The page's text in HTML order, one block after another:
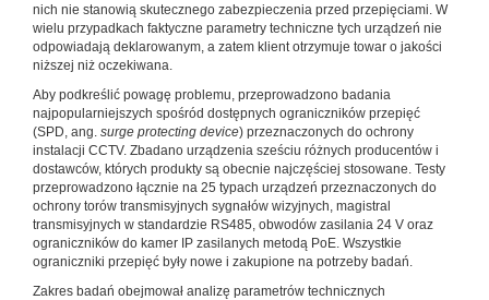
nich nie stanowią skutecznego zabezpieczenia przed przepięciami. W
wielu przypadkach faktyczne parametry techniczne tych urządzeń nie
odpowiadają deklarowanym, a zatem klient otrzymuje towar o jakości
niższej niż oczekiwana.
Aby podkreślić powagę problemu, przeprowadzono badania
najpopularniejszych spośród dostępnych ograniczników przepięć
(SPD, ang. surge protecting device) przeznaczonych do ochrony
instalacji CCTV. Zbadano urządzenia sześciu różnych producentów i
dostawców, których produkty są obecnie najczęściej stosowane. Testy
przeprowadzono łącznie na 25 typach urządzeń przeznaczonych do
ochrony torów transmisyjnych sygnałów wizyjnych, magistral
transmisyjnych w standardzie RS485, obwodów zasilania 24 V oraz
ograniczników do kamer IP zasilanych metodą PoE. Wszystkie
ograniczniki przepięć były nowe i zakupione na potrzeby badań.
Zakres badań obejmował analizę parametrów technicznych